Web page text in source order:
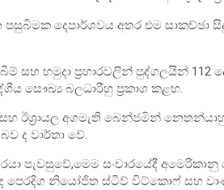
දෙපාර්ශවය අතර එම සාකච්ඡා
සහ හමුදා ප්‍රහාරවලින් පුද්ගලයින්
සෞඛ්‍ය බලධාරීහු ප්‍රකාශ කළහ.
ඊශ්‍රායල අගමැති බෙන්ජමින්
ද වාර්තා වේ.
පැවසුවේ,මෙම සංචාරයේදී
පෙරදිග නියෝජිත ස්ටීව් විට්කොෆ් සහ